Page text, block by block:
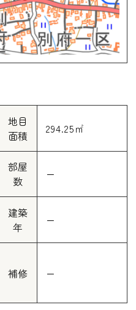
地目
面積
294.25㎡
部屋
数
ー
建築
年
ー
補修 ー